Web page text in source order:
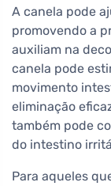
A canela pode
promovendo a
auxiliam na
canela pode
movimento
eliminação
também pode
do intestino
Para aqueles